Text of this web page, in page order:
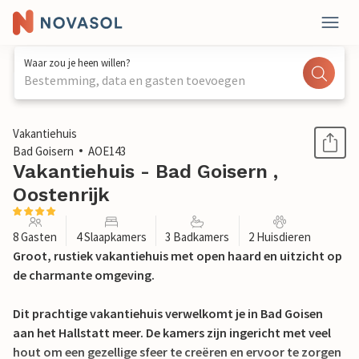
Waar zou je heen willen?
Bestemming, data en gasten toevoegen
1 / 31
Vakantiehuis
Bad Goisern
AOE143
Vakantiehuis - Bad Goisern ,
Oostenrijk
8 Gasten 4 Slaapkamers 3 Badkamers 2 Huisdieren
Groot, rustiek vakantiehuis met open haard en uitzicht op
de charmante omgeving.
Dit prachtige vakantiehuis verwelkomt je in Bad Goisen
aan het Hallstatt meer. De kamers zijn ingericht met veel
hout om een gezellige sfeer te creëren en ervoor te zorgen